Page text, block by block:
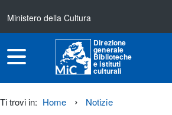
Ministero della Cultura
Direzione
generale
Biblioteche
e istituti
culturali
Ti trovi in: Home Notizie